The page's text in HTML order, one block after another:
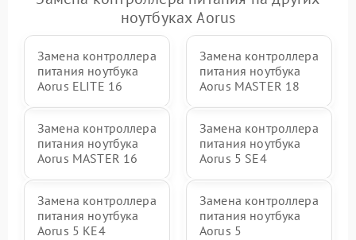
ноутбуках Aorus
Замена контроллера
питания ноутбука
Aorus ELITE 16
Замена контроллера
питания ноутбука
Aorus MASTER 18
Замена контроллера
питания ноутбука
Aorus MASTER 16
Замена контроллера
питания ноутбука
Aorus 5 SE4
Замена контроллера
питания ноутбука
Aorus 5 KE4
Замена контроллера
питания ноутбука
Aorus 5